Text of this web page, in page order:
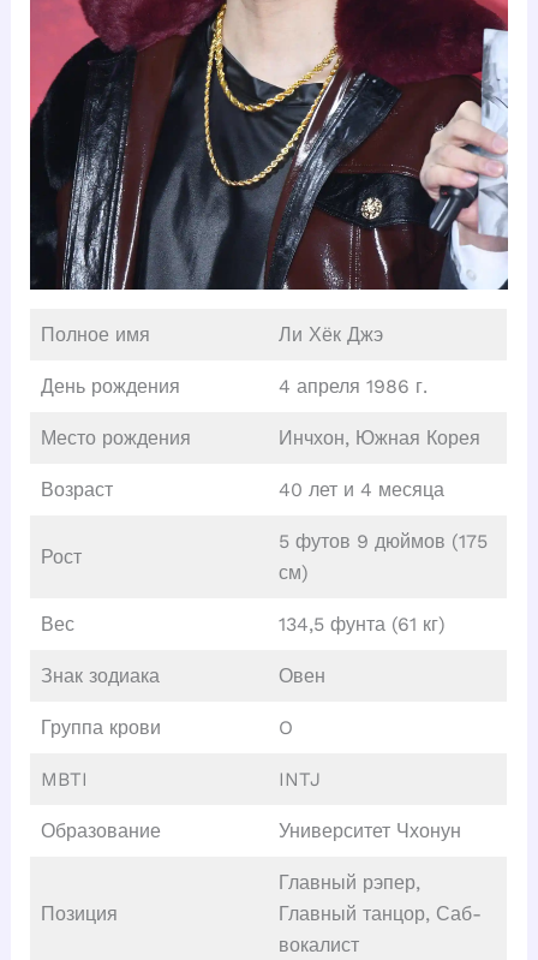
Полное имя Ли Хёк Джэ
День рождения 4 апреля 1986 г.
Место рождения Инчхон, Южная Корея
Возраст 40 лет и 4 месяца
Рост
5 футов 9 дюймов (175
см)
Вес 134,5 фунта (61 кг)
Знак зодиака Овен
Группа крови O
MBTI INTJ
Образование Университет Чхонун
Позиция
Главный рэпер,
Главный танцор, Саб-
вокалист